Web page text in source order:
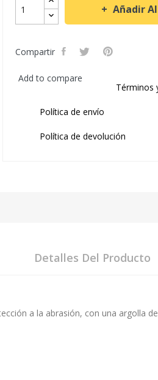
Añadir
Compartir
Add to compare
Términos
Política de envío
Política de devolución
Detalles Del Producto
a la abrasión, con una argolla